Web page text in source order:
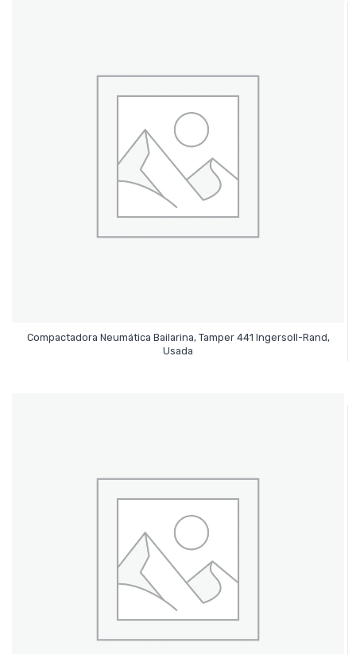
Compactadora Neumática Bailarina, Tamper 441 Ingersoll-Rand,
Usada
Leer Más